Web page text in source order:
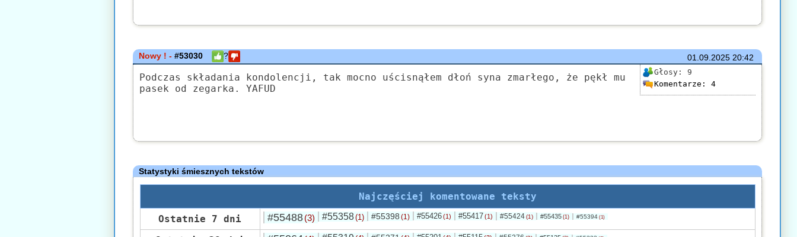
01.09.202520:42
Nowy ! -#53030 ?
Głosy: 9
Komentarze: 4
Podczas składania kondolencji, tak mocno uścisnąłem dłoń syna zmarłego, że pękł mu
pasek od zegarka. YAFUD
Statystyki śmiesznych tekstów
Najczęściej komentowane teksty
Ostatnie 7 dni
#55488 (3) #55358(1) #55398 (1) #55426 (1) #55417 (1) #55424 (1) #55435 (1) #55394 (1)